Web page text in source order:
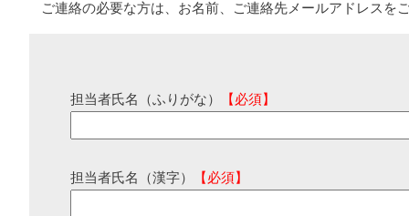
ご連絡の必要な方は、お名前、ご連絡先メールアドレスを
担当者氏名（ふりがな） 【必須】
担当者氏名（漢字） 【必須】